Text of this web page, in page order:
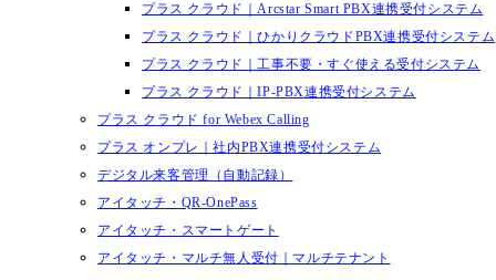
プラス クラウド｜Arcstar Smart PBX連携受付システム
プラス クラウド｜ひかりクラウドPBX連携受付システム
プラス クラウド｜工事不要・すぐ使える受付システム
プラス クラウド｜IP-PBX連携受付システム
プラス クラウド for Webex Calling
プラス オンプレ｜社内PBX連携受付システム
デジタル来客管理（自動記録）
アイタッチ・QR-OnePass
アイタッチ・スマートゲート
アイタッチ・マルチ無人受付｜マルチテナント